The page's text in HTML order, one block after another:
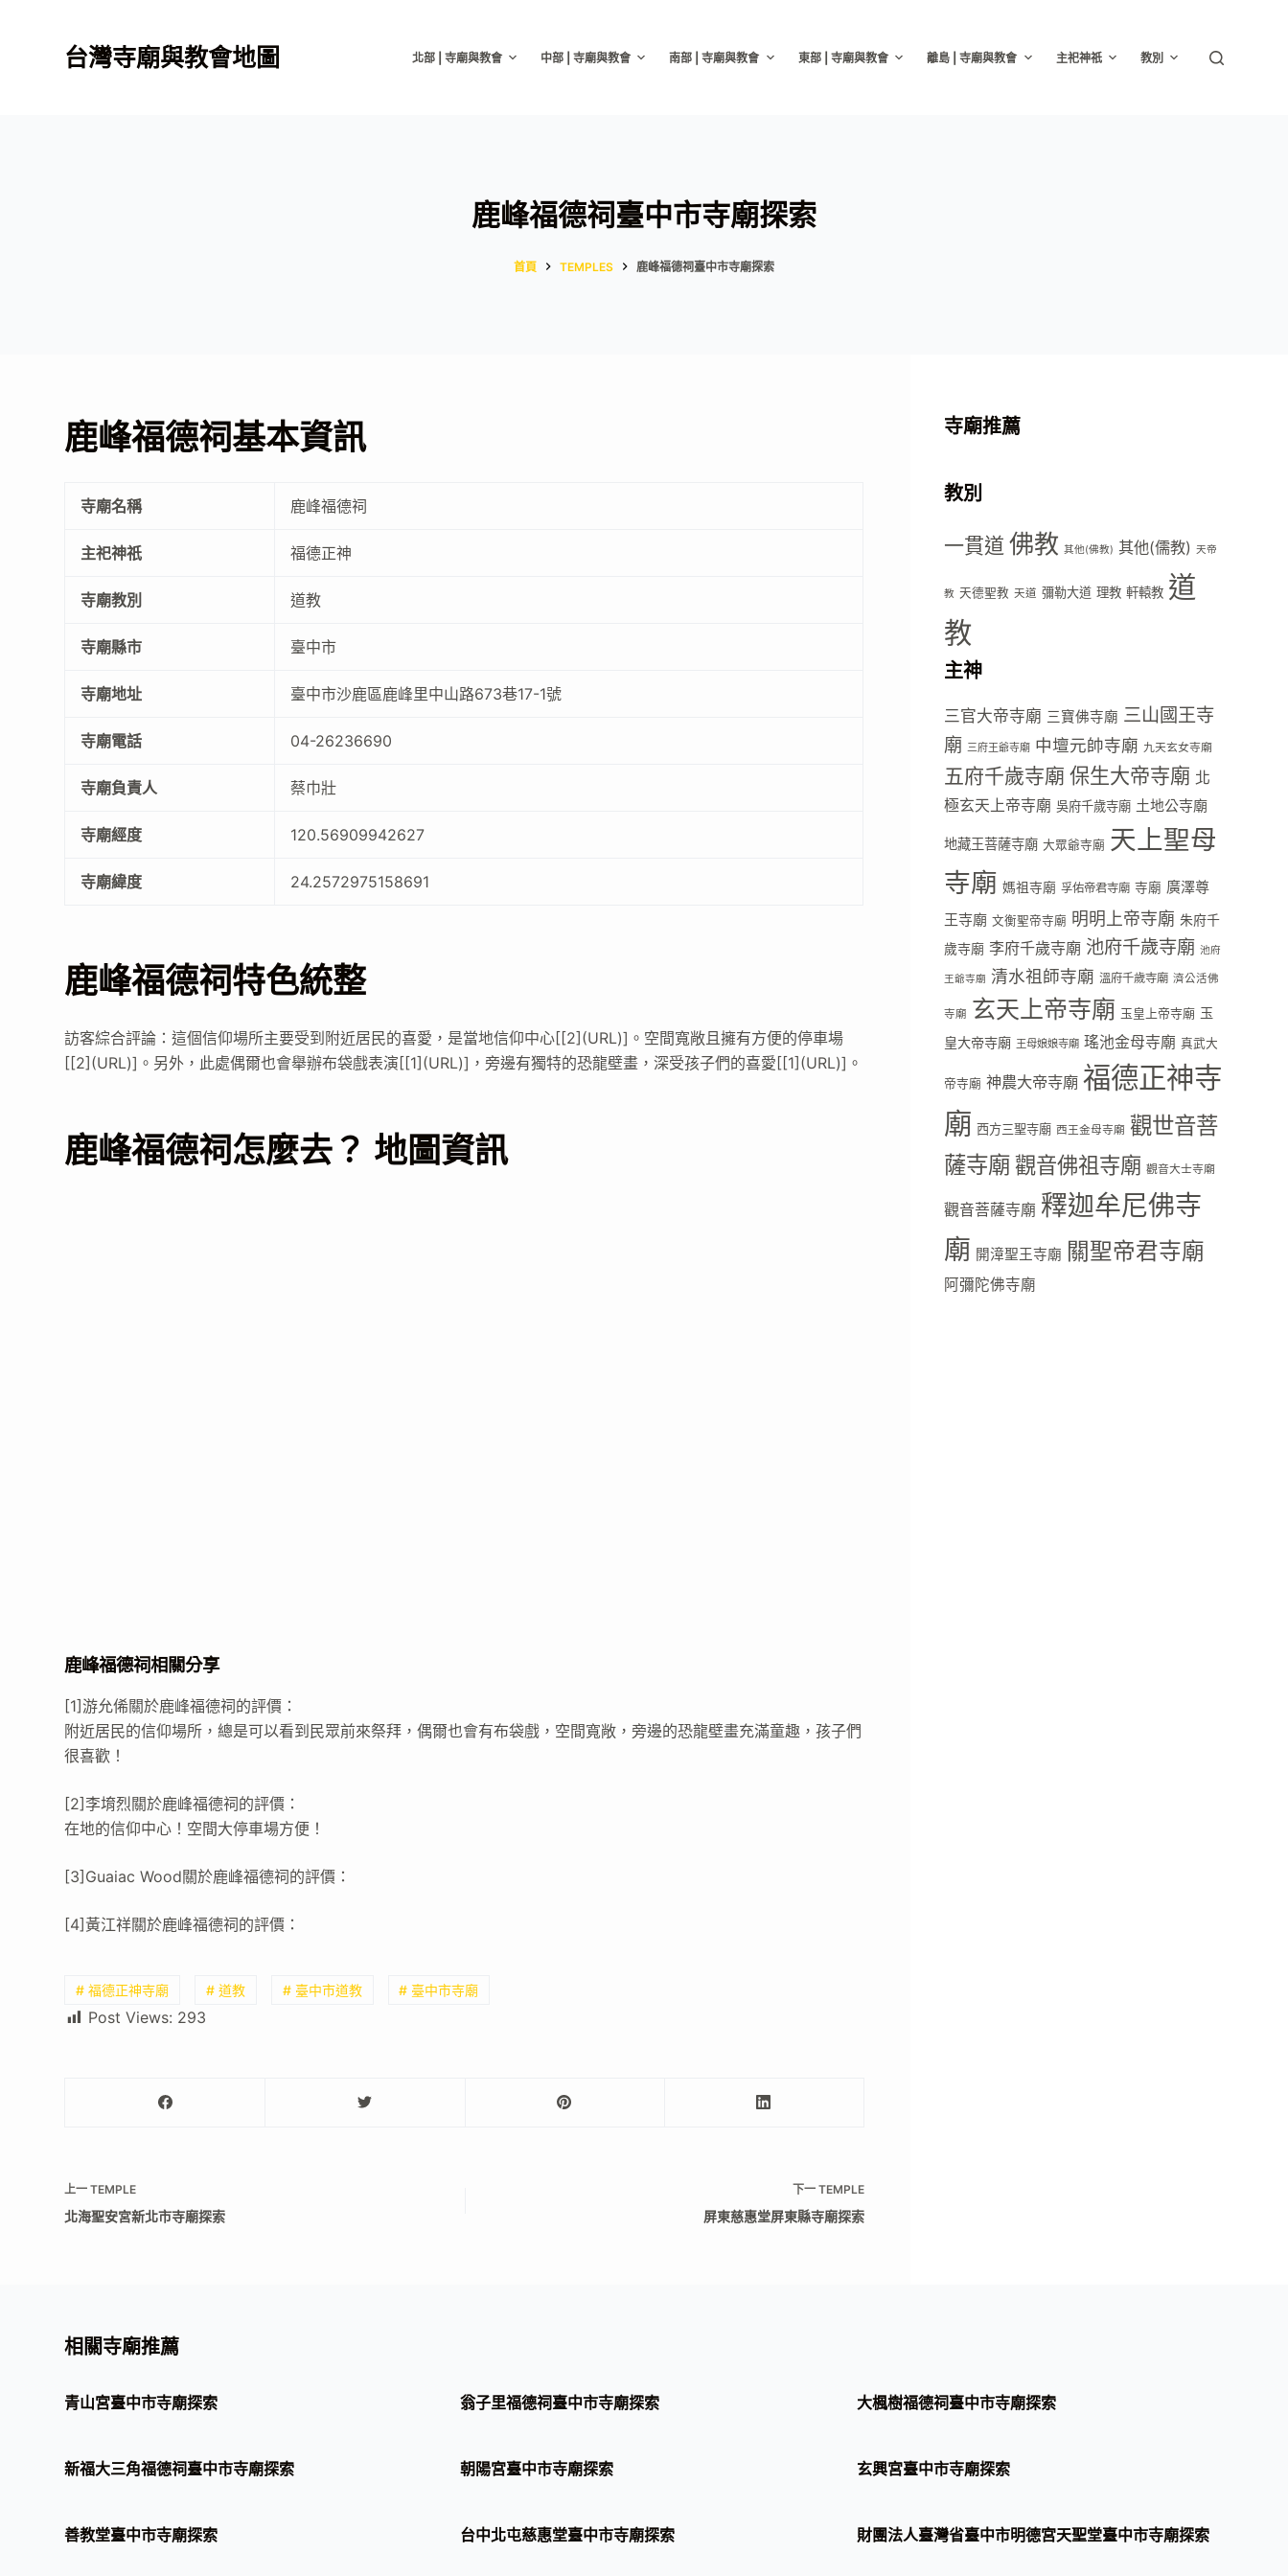
台灣寺廟與教會地圖 北部 | 寺廟與教會 中部 | 寺廟與教會 南部 | 寺廟與教會 東部 | 寺廟與教會 離島 | 寺廟與教會 主祀神祇 教別
鹿峰福德祠臺中市寺廟探索
首頁 TEMPLES 鹿峰福德祠臺中市寺廟探索
鹿峰福德祠基本資訊
寺廟名稱 鹿峰福德祠
主祀神祇 福德正神
寺廟教別 道教
寺廟縣市 臺中市
寺廟地址 臺中市沙鹿區鹿峰里中山路673巷17-1號
寺廟電話 04-26236690
寺廟負責人 蔡巾壯
寺廟經度 120.56909942627
寺廟緯度 24.2572975158691
鹿峰福德祠特色統整
訪客綜合評論：這個信仰場所主要受到附近居民的喜愛，是當地信仰中心[[2](URL)]。空間寬敞且擁有方便的停車場
[[2](URL)]。另外，此處偶爾也會舉辦布袋戲表演[[1](URL)]，旁邊有獨特的恐龍壁畫，深受孩子們的喜愛[[1](URL)]。
鹿峰福德祠怎麼去？ 地圖資訊
鹿峰福德祠相關分享
[1]游允俙關於鹿峰福德祠的評價：
附近居民的信仰場所，總是可以看到民眾前來祭拜，偶爾也會有布袋戲，空間寬敞，旁邊的恐龍壁畫充滿童趣，孩子們
很喜歡！
[2]李堉烈關於鹿峰福德祠的評價：
在地的信仰中心！空間大停車場方便！
[3]Guaiac Wood關於鹿峰福德祠的評價：
[4]黃江祥關於鹿峰福德祠的評價：
# 福德正神寺廟 # 道教 # 臺中市道教 # 臺中市寺廟
Post Views: 293
上一TEMPLE
北海聖安宮新北市寺廟探索
下一 TEMPLE
屏東慈惠堂屏東縣寺廟探索
寺廟推薦
教別
一貫道 佛教 其他(佛教) 其他(儒教) 天帝
教 天德聖教 天道 彌勒大道 理教 軒轅教 道
教
主神
三官大帝寺廟 三寶佛寺廟 三山國王寺
廟 三府王爺寺廟 中壇元帥寺廟 九天玄女寺廟
五府千歲寺廟 保生大帝寺廟 北
極玄天上帝寺廟 吳府千歲寺廟 土地公寺廟
地藏王菩薩寺廟 大眾爺寺廟 天上聖母
寺廟 媽祖寺廟 孚佑帝君寺廟 寺廟 廣澤尊
王寺廟 文衡聖帝寺廟 明明上帝寺廟 朱府千
歲寺廟 李府千歲寺廟 池府千歲寺廟 池府
王爺寺廟 清水祖師寺廟 溫府千歲寺廟 濟公活佛
寺廟 玄天上帝寺廟 玉皇上帝寺廟 玉
皇大帝寺廟 王母娘娘寺廟 瑤池金母寺廟 真武大
帝寺廟 神農大帝寺廟 福德正神寺
廟 西方三聖寺廟 西王金母寺廟 觀世音菩
薩寺廟觀音佛祖寺廟 觀音大士寺廟
觀音菩薩寺廟 釋迦牟尼佛寺
廟 開漳聖王寺廟 關聖帝君寺廟
阿彌陀佛寺廟
相關寺廟推薦
青山宮臺中市寺廟探索 翁子里福德祠臺中市寺廟探索 大楓樹福德祠臺中市寺廟探索
新福大三角福德祠臺中市寺廟探索 朝陽宮臺中市寺廟探索 玄興宮臺中市寺廟探索
善教堂臺中市寺廟探索 台中北屯慈惠堂臺中市寺廟探索 財團法人臺灣省臺中市明德宮天聖堂臺中市寺廟探索